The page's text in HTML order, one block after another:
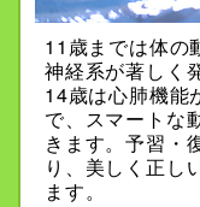
11歳までは体の
神経系が著しく
14歳は心肺機能
で、スマートな
きます。予習・
り、美しく正し
ます。